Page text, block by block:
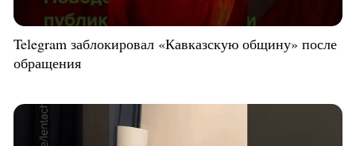
Telegram заблокировал «Кавказскую общину» после
обращения